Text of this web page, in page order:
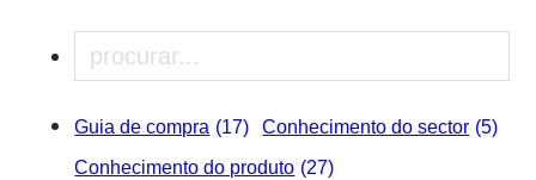
Pesquisar
Guia de compra (17) Conhecimento do sector (5)
Conhecimento do produto (27)